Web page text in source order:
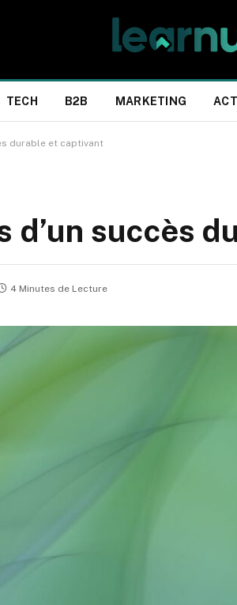
TECH B2B MARKETING
durable et captivant
d’un succès
4 Minutes de Lecture